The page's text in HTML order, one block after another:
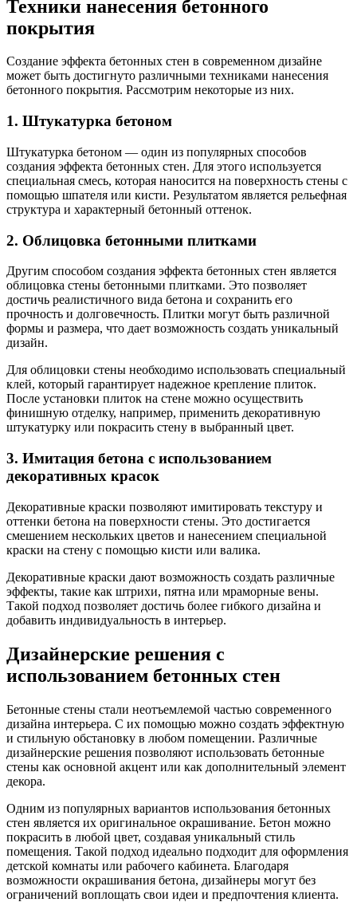
Техники нанесения бетонного
покрытия
Создание эффекта бетонных стен в современном дизайне
может быть достигнуто различными техниками нанесения
бетонного покрытия. Рассмотрим некоторые из них.
1. Штукатурка бетоном
Штукатурка бетоном — один из популярных способов
создания эффекта бетонных стен. Для этого используется
специальная смесь, которая наносится на поверхность стены с
помощью шпателя или кисти. Результатом является рельефная
структура и характерный бетонный оттенок.
2. Облицовка бетонными плитками
Другим способом создания эффекта бетонных стен является
облицовка стены бетонными плитками. Это позволяет
достичь реалистичного вида бетона и сохранить его
прочность и долговечность. Плитки могут быть различной
формы и размера, что дает возможность создать уникальный
дизайн.
Для облицовки стены необходимо использовать специальный
клей, который гарантирует надежное крепление плиток.
После установки плиток на стене можно осуществить
финишную отделку, например, применить декоративную
штукатурку или покрасить стену в выбранный цвет.
3. Имитация бетона с использованием
декоративных красок
Декоративные краски позволяют имитировать текстуру и
оттенки бетона на поверхности стены. Это достигается
смешением нескольких цветов и нанесением специальной
краски на стену с помощью кисти или валика.
Декоративные краски дают возможность создать различные
эффекты, такие как штрихи, пятна или мраморные вены.
Такой подход позволяет достичь более гибкого дизайна и
добавить индивидуальность в интерьер.
Дизайнерские решения с
использованием бетонных стен
Бетонные стены стали неотъемлемой частью современного
дизайна интерьера. С их помощью можно создать эффектную
и стильную обстановку в любом помещении. Различные
дизайнерские решения позволяют использовать бетонные
стены как основной акцент или как дополнительный элемент
декора.
Одним из популярных вариантов использования бетонных
стен является их оригинальное окрашивание. Бетон можно
покрасить в любой цвет, создавая уникальный стиль
помещения. Такой подход идеально подходит для оформления
детской комнаты или рабочего кабинета. Благодаря
возможности окрашивания бетона, дизайнеры могут без
ограничений воплощать свои идеи и предпочтения клиента.